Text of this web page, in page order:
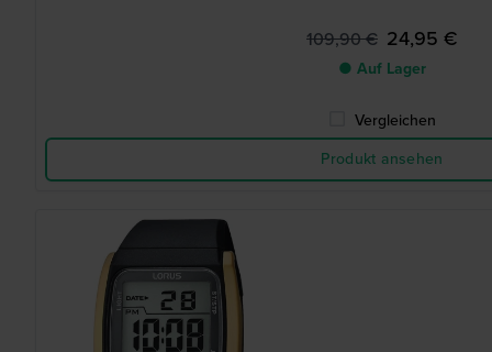
109,90 € 24,95 €
● Auf Lager
Vergleichen
Produkt ansehen